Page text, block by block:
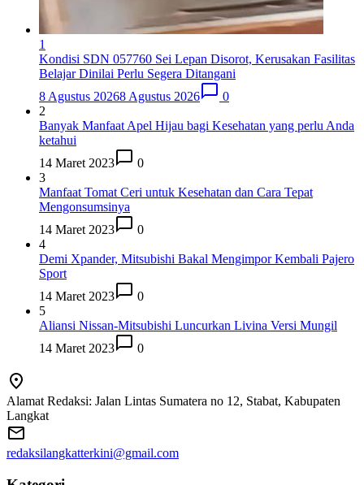
1
Kondisi SDN 057760 Sei Lepan Disorot, Kerusakan Fasilitas
Belajar Dinilai Perlu Segera Ditangani
8 Agustus 20268 Agustus 2026
0
2
Banyak Manfaat Apel Hijau bagi Kesehatan yang perlu Anda
ketahui
14 Maret 2023
0
3
Manfaat Tomat Ceri untuk Kesehatan dan Cara Tepat
Mengonsumsinya
14 Maret 2023
0
4
Demi Xpander, Mitsubishi Bakal Mengimpor Kembali Pajero
Sport
14 Maret 2023
0
5
Aliansi Nissan-Mitsubishi Luncurkan Livina Versi Mungil
14 Maret 2023
0
Alamat Redaksi: Jalan Lintas Sumatera no 12, Stabat, Kabupaten
Langkat
redaksilangkatterkini@gmail.com